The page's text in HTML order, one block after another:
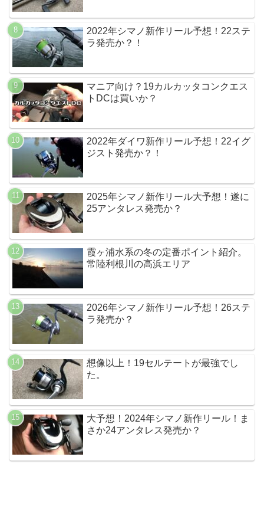
2022年シマノ新作リール予想！22ステ
ラ発売か？！
マニア向け？19カルカッタコンクエス
トDCは買いか？
2022年ダイワ新作リール予想！22イグ
ジスト発売か？！
2025年シマノ新作リール大予想！遂に
25アンタレス発売か？
霞ヶ浦水系の冬の定番ポイント紹介。
常陸利根川の高浜エリア
2026年シマノ新作リール予想！26ステ
ラ発売か？
想像以上！19セルテートが最強でし
た。
大予想！2024年シマノ新作リール！ま
さか24アンタレス発売か？